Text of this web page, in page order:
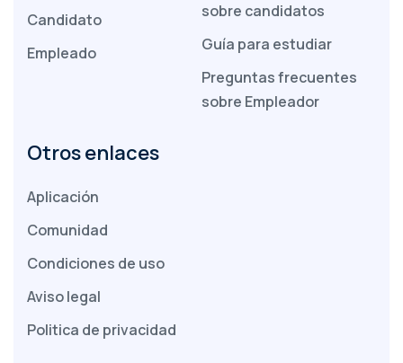
Candidato
Empleado
sobre candidatos
Guía para estudiar
Preguntas frecuentes
sobre Empleador
Otros enlaces
Aplicación
Comunidad
Condiciones de uso
Aviso legal
Politica de privacidad